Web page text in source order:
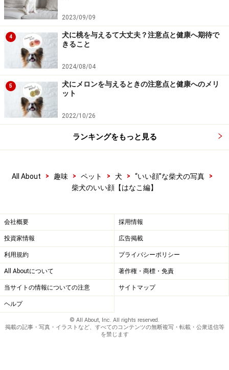
2023/09/09
4
犬に桃を与えるて大丈夫？注意点と健康へ期待で
きること
2024/08/04
5
犬にメロンを与えるときの注意点と健康へのメリ
ット
2022/10/26
ランキングをもっと見る
All About > 趣味 > ペット > 犬 > “いい顔”な柴犬の写真
>
柴犬のいい顔【はなこ編】
会社概要 採用情報
投資家情報 広告掲載
利用規約 プライバシーポリシー
All Aboutについて 著作権・商標・免責
当サイトの情報についての注意 サイトマップ
ヘルプ
© All About, Inc. All rights reserved.
掲載の記事・写真・イラストなど、すべてのコンテンツの無断複写・転載・公衆送信等
を禁じます